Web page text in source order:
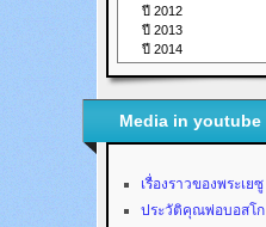
ปี 2012
ปี 2013
ปี 2014
Media in youtube
เรื่องราวของพระเยซู
ประวัติคุณพ่อบอสโก